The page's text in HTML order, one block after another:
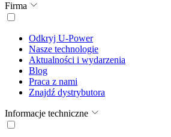
Firma
Odkryj U-Power
Nasze technologie
Aktualności i wydarzenia
Blog
Praca z nami
Znajdź dystrybutora
Informacje techniczne